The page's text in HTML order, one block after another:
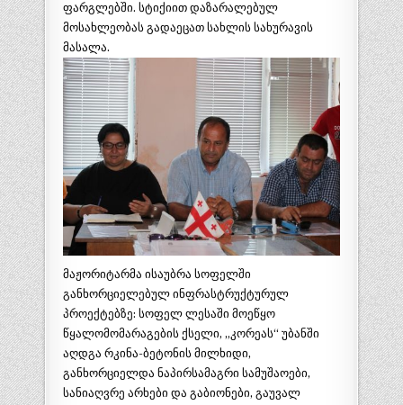
ფარგლებში. სტიქიით დაზარალებულ
მოსახლეობას გადაეცათ სახლის სახურავის
მასალა.
მაჟორიტარმა ისაუბრა სოფელში
განხორციელებულ ინფრასტრუქტურულ
პროექტებზე: სოფელ ლესაში მოეწყო
წყალომომარაგების ქსელი, „კორეას“ უბანში
აღდგა რკინა-ბეტონის მილხიდი,
განხორციელდა ნაპირსამაგრი სამუშაოები,
სანიაღვრე არხები და გაბიონები, გაუვალ